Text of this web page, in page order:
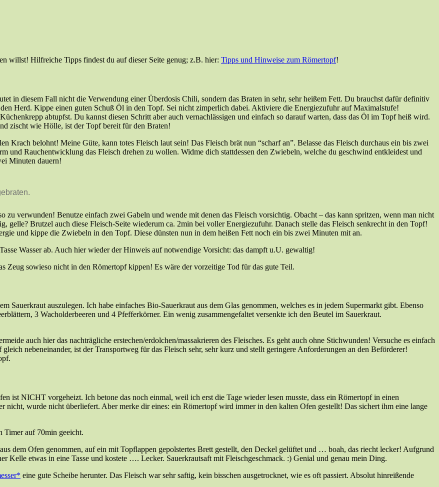
willst! Hilfreiche Tipps findest du auf dieser Seite genug; z.B. hier: Tipps und Hinweise zum Römertopf!
in diesem Fall nicht die Verwendung einer Überdosis Chili, sondern das Braten in sehr, sehr heißem Fett. Du brauchst dafür definitiv
Herd. Kippe einen guten Schuß Öl in den Topf. Sei nicht zimperlich dabei. Aktiviere die Energiezufuhr auf Maximalstufe!
abtupfst. Du kannst diesen Schritt aber auch vernachlässigen und einfach so darauf warten, dass das Öl im Topf heiß wird.
zischt wie Hölle, ist der Topf bereit für den Braten!
Krach belohnt! Meine Güte, kann totes Fleisch laut sein! Das Fleisch brät nun “scharf an”. Belasse das Fleisch durchaus ein bis zwei
und Rauchentwicklung das Fleisch drehen zu wollen. Widme dich stattdessen den Zwiebeln, welche du geschwind entkleidest und
Minuten dauern!
zu verwunden! Benutze einfach zwei Gabeln und wende mit denen das Fleisch vorsichtig. Obacht – das kann spritzen, wenn man nicht
gelle? Brutzel auch diese Fleisch-Seite wiederum ca. 2min bei voller Energiezufuhr. Danach stelle das Fleisch senkrecht in den Topf!
und kippe die Zwiebeln in den Topf. Diese dünsten nun in dem heißen Fett noch ein bis zwei Minuten mit an.
Wasser ab. Auch hier wieder der Hinweis auf notwendige Vorsicht: das dampft u.U. gewaltig!
Zeug sowieso nicht in den Römertopf kippen! Es wäre der vorzeitige Tod für das gute Teil.
Sauerkraut auszulegen. Ich habe einfaches Bio-Sauerkraut aus dem Glas genommen, welches es in jedem Supermarkt gibt. Ebenso
3 Wacholderbeeren und 4 Pfefferkörner. Ein wenig zusammengefaltet versenkte ich den Beutel im Sauerkraut.
auch hier das nachträgliche erstechen/erdolchen/massakrieren des Fleisches. Es geht auch ohne Stichwunden! Versuche es einfach
nebeneinander, ist der Transportweg für das Fleisch sehr, sehr kurz und stellt geringere Anforderungen an den Beförderer!
ist NICHT vorgeheizt. Ich betone das noch einmal, weil ich erst die Tage wieder lesen musste, dass ein Römertopf in einen
nicht, wurde nicht überliefert. Aber merke dir eines: ein Römertopf wird immer in den kalten Ofen gestellt! Das sichert ihm eine lange
Timer auf 70min geeicht.
dem Ofen genommen, auf ein mit Topflappen gepolstertes Brett gestellt, den Deckel gelüftet und … boah, das riecht lecker! Aufgrund
Kelle etwas in eine Tasse und kostete …. Lecker. Sauerkrautsaft mit Fleischgeschmack. :) Genial und genau mein Ding.
eine gute Scheibe herunter. Das Fleisch war sehr saftig, kein bisschen ausgetrocknet, wie es oft passiert. Absolut hinreißende